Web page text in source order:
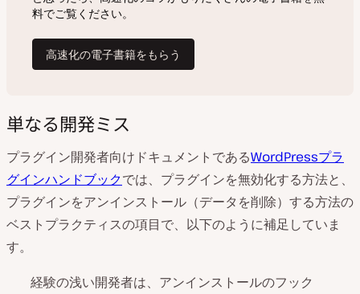
単なる開発ミス
プラグイン開発者向けドキュメントであるWordPressプラ
グインハンドブックでは、プラグインを無効化する方法と、
プラグインをアンインストール（データを削除）する方法の
ベストプラクティスの項目で、以下のように補足していま
す。
経験の浅い開発者は、アンインストールのフック